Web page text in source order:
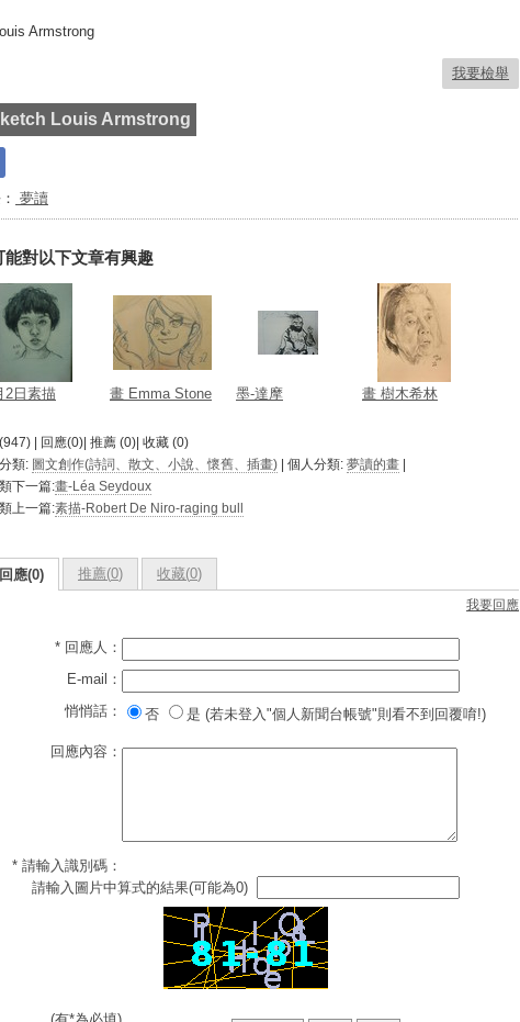
Armstrong
我要檢舉
Louis Armstrong
夢讀
能對以下文章有興趣
2日素描 畫 Emma Stone 墨-達摩 畫 樹木希林
| 回應(0)| 推薦 (0)| 收藏 (0)
類: 圖文創作(詩詞、散文、小說、懷舊、插畫) | 個人分類: 夢讀的畫
下一篇:畫-Léa Seydoux
上一篇:素描-Robert De Niro-raging bull
回應(0) 推薦(0) 收藏(0)
我要回應
* 回應人：
E-mail：
悄悄話：
否 是 (若未登入"個人新聞台帳號"則看不到回覆唷!)
回應內容：
* 請輸入識別碼：
請輸入圖片中算式的結果(可能為0)